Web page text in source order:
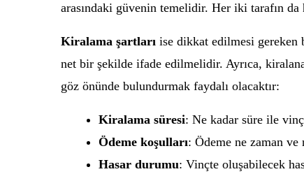
arasındaki güvenin temelidir. Her iki tarafın
Kiralama şartları ise dikkat edilmesi
net bir şekilde ifade edilmelidir. Ayrıca,
göz önünde bulundurmak faydalı olacaktır:
Kiralama süresi: Ne kadar süre ile
Ödeme koşulları: Ödeme ne zaman ve
Hasar durumu: Vinçte oluşabilecek